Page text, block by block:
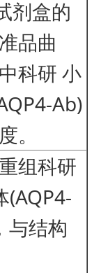
剂盒的
品曲
科研 小
Ab)
。
组科研
(AQP4-
与结构